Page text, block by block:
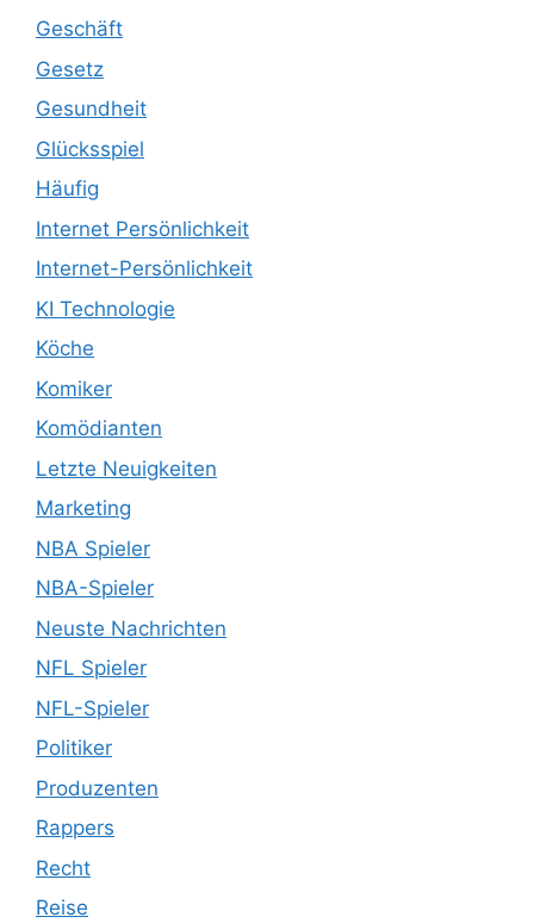
Geschäft
Gesetz
Gesundheit
Glücksspiel
Häufig
Internet Persönlichkeit
Internet-Persönlichkeit
KI Technologie
Köche
Komiker
Komödianten
Letzte Neuigkeiten
Marketing
NBA Spieler
NBA-Spieler
Neuste Nachrichten
NFL Spieler
NFL-Spieler
Politiker
Produzenten
Rappers
Recht
Reise